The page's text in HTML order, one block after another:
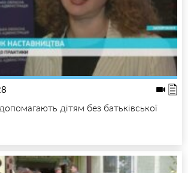
дітям без батьківської